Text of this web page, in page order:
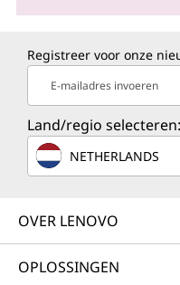
Registreer voor onze
E-mailadres invoeren
Land/regio selecteren:
NETHERLANDS
OVER LENOVO
OPLOSSINGEN